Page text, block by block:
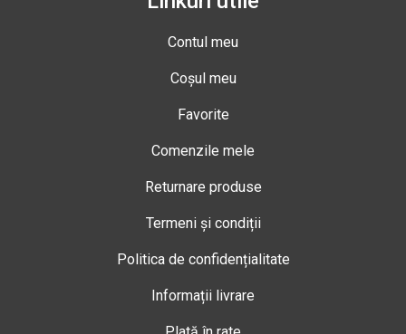
Contul meu
Coșul meu
Favorite
Comenzile mele
Returnare produse
Termeni și condiții
Politica de confidențialitate
Informații livrare